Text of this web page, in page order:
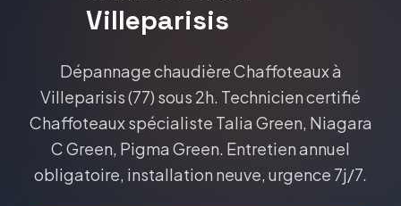
Villeparisis
Dépannage chaudièreChaffoteauxà
Villeparisis(77) sous 2h. Technicien certifié
Chaffoteauxspécialiste Talia Green, Niagara
C Green, Pigma Green. Entretien annuel
obligatoire, installation neuve, urgence 7j/7.